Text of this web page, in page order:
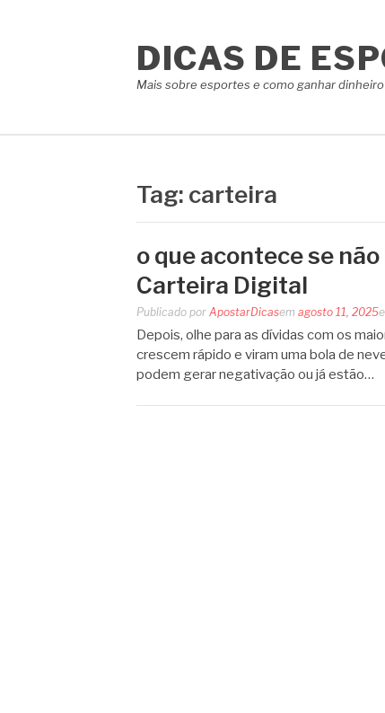
DICAS DE
Mais sobre esportes e como ganhar
Tag: carteira
o que acontece se
Carteira Digital
Publicado por ApostarDicasem agosto 11, 2025
Depois, olhe para as dívidas com os
crescem rápido e viram uma bola de
podem gerar negativação ou já estão…